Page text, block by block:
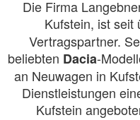
Die Firma
Kufstein, ist seit
Vertragspartner.
beliebten Dacia-
an Neuwagen in
Dienstleistungen
Kufstein